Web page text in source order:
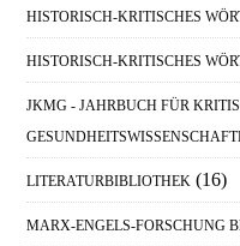
HISTORISCH-KRITISCHES
HISTORISCH-KRITISCHES
JKMG - JAHRBUCH FÜR
LITERATURBIBLIOTHEK (16)
MARX-ENGELS-FORSCHUNG